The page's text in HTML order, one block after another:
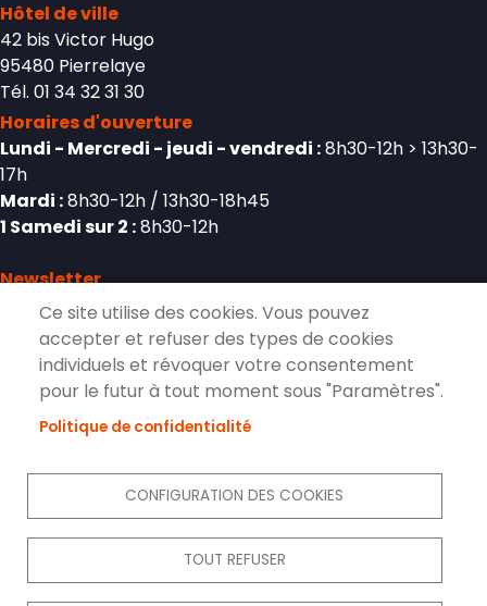
Hôtel de ville
42 bis Victor Hugo
95480 Pierrelaye
Tél. 01 34 32 31 30
Horaires d'ouverture
Lundi - Mercredi - jeudi - vendredi :8h30-12h > 13h30-
17h
Mardi :8h30-12h / 13h30-18h45
1 Samedi sur 2 :8h30-12h
Newsletter
S'inscrire à la lettre d'information de
Pierrelaye
Réseaux sociaux
Ce site utilise des cookies. Vous pouvez
accepter et refuser des types de cookies
individuels et révoquer votre consentement
pour le futur à tout moment sous "Paramètres".
Politique de confidentialité
CONFIGURATION DES COOKIES
TOUT REFUSER